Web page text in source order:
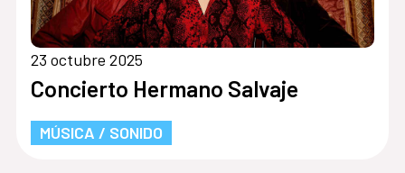
23 octubre 2025
Concierto Hermano Salvaje
MÚSICA / SONIDO